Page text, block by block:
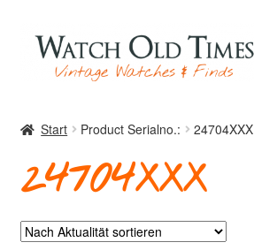
Zur
Navigation
springen
Zum
Inhalt
springen
Uhren
Start Product Serialno.: 24704XXX
24704XXX